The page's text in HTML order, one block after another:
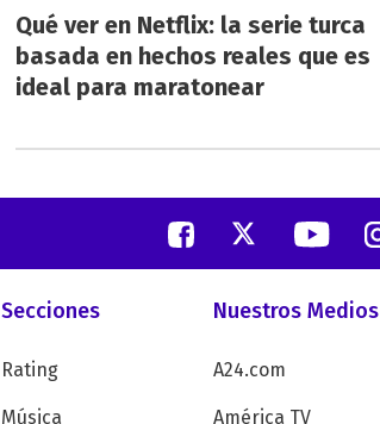
Qué ver en Netflix: la serie turca
basada en hechos reales que es
ideal para maratonear
Secciones
Rating
Música
Nuestros Medios
A24.com
América TV